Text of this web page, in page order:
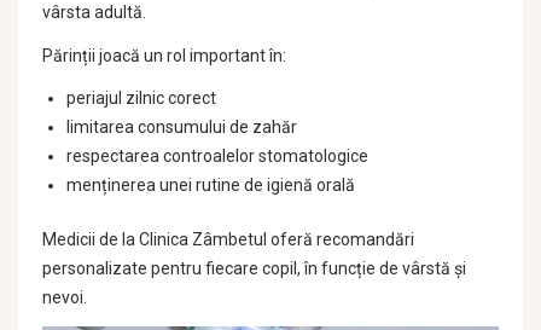
vârsta adultă.
Părinții joacă un rol important în:
periajul zilnic corect
limitarea consumului de zahăr
respectarea controalelor stomatologice
menținerea unei rutine de igienă orală
Medicii de la Clinica Zâmbetul oferă recomandări
personalizate pentru fiecare copil, în funcție de vârstă și
nevoi.